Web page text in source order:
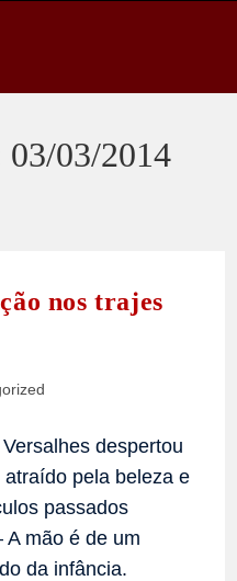
03/2014
nos trajes
despertou
pela beleza e
passados
A mão é de um
da infância.